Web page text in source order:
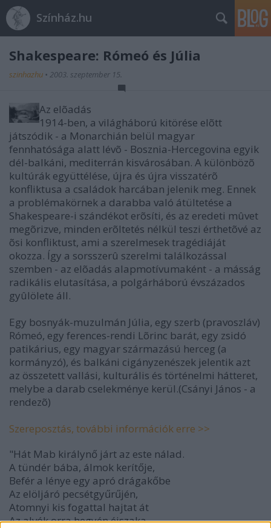
Színház.hu
Shakespeare: Rómeó és Júlia
szinhazhu • 2003. szeptember 15.
Az elõadás
1914-ben, a világháború kitörése elõtt
játszódik - a Monarchián belül magyar
fennhatósága alatt lévõ - Bosznia-Hercegovina egyik
dél-balkáni, mediterrán kisvárosában. A különbözõ
kultúrák együttélése, újra és újra visszatérõ
konfliktusa a családok harcában jelenik meg. Ennek
a problémakörnek a darabba való átültetése a
Shakespeare-i szándékot erõsíti, és az eredeti mûvet
megõrizve, minden erõltetés nélkül teszi érthetõvé az
õsi konfliktust, ami a szerelmesek tragédiáját
okozza. Így a sorsszerû szerelmi találkozással
szemben - az elõadás alapmotívumaként - a másság
radikális elutasítása, a polgárháború évszázados
gyûlölete áll.
Egy bosnyák-muzulmán Júlia, egy szerb (pravoszláv)
Rómeó, egy ferences-rendi Lõrinc barát, egy zsidó
patikárius, egy magyar származású herceg (a
kormányzó), és balkáni cigányzenészek jelentik azt
az összetett vallási, kulturális és történelmi hátteret,
melybe a darab cselekménye kerül.(Csányi János - a
rendezõ)
Szereposztás, további információk erre >>
"Hát Mab királynő járt az este nálad.
A tündér bába, álmok kerítője,
Befér a lénye egy apró drágakőbe
Az elöljáró pecsétgyűrűjén,
Atomnyi kis fogattal hajtat át
Az alvók orra hegyén éjszaka.